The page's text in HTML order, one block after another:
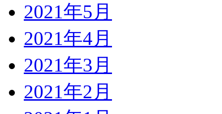
2021年5月
2021年4月
2021年3月
2021年2月